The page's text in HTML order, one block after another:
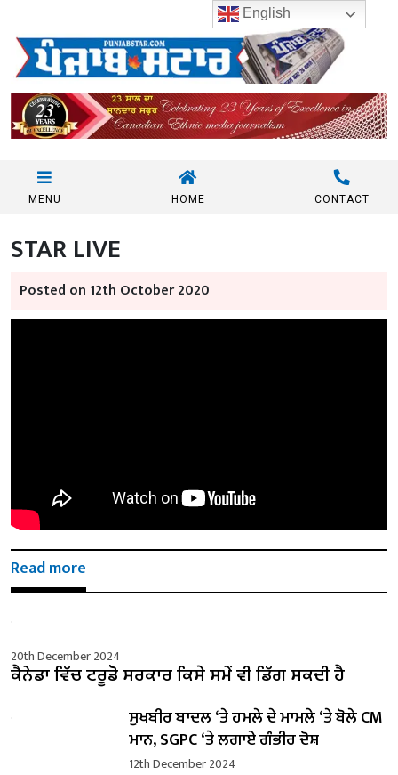
MENU HOME CONTACT
STAR LIVE
Posted on 12th October 2020
Read more
20th December 2024
ਕੈਨੇਡਾ ਵਿੱਚ ਟਰੂਡੋ ਸਰਕਾਰ ਕਿਸੇ ਸਮੇਂ ਵੀ ਡਿੱਗ ਸਕਦੀ ਹੈ
ਸੁਖਬੀਰ ਬਾਦਲ ‘ਤੇ ਹਮਲੇ ਦੇ ਮਾਮਲੇ ‘ਤੇ ਬੋਲੇ ​​CM
ਮਾਨ, SGPC ‘ਤੇ ਲਗਾਏ ਗੰਭੀਰ ਦੋਸ਼
12th December 2024
English